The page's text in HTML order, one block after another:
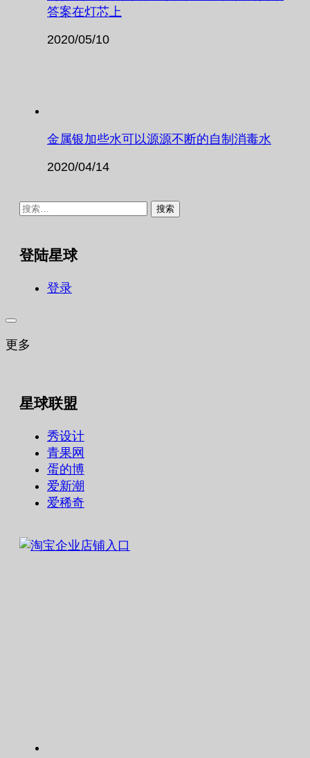
答案在灯芯上
2020/05/10
金属银加些水可以源源不断的自制消毒水
2020/04/14
搜
登陆星球
登录
更多
星球联盟
秀设计
青果网
蛋的博
爱新潮
爱稀奇